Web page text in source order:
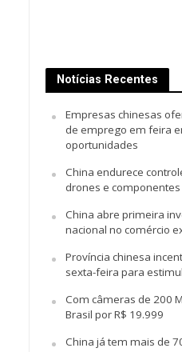
Notícias Recentes
Empresas chinesas
de emprego em feira
oportunidades
China endurece
drones e componentes
China abre primeira
nacional no comércio
Província chinesa
sexta-feira para
Com câmeras de 200
Brasil por R$ 19.999
China já tem mais de